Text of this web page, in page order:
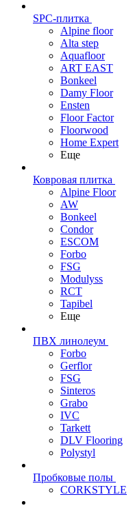
SPC-плитка
Alpine floor
Alta step
Aquafloor
ART EAST
Bonkeel
Damy Floor
Ensten
Floor Factor
Floorwood
Home Expert
Еще
Ковровая плитка
Alpine Floor
AW
Bonkeel
Condor
ESCOM
Forbo
FSG
Modulyss
RCT
Tapibel
Еще
ПВХ линолеум
Forbo
Gerflor
FSG
Sinteros
Grabo
IVC
Tarkett
DLV Flooring
Polystyl
Пробковые полы
CORKSTYLE